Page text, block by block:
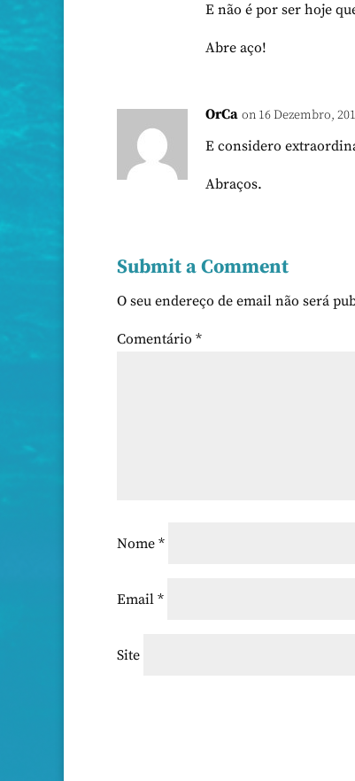
E não é por ser hoje
Abre aço!
OrCa on 16 Dezembro,
E considero
Abraços.
Submit a Comment
O seu endereço de email não será
Comentário *
Nome *
Email *
Site